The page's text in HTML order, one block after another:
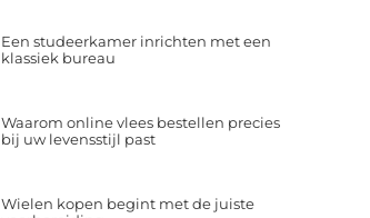
Een studeerkamer inrichten met een
klassiek bureau
Waarom online vlees bestellen precies
bij uw levensstijl past
Wielen kopen begint met de juiste